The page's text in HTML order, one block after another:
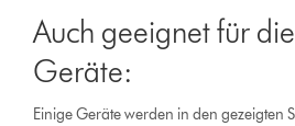
Auch geeignet für
Geräte:
Einige Geräte werden in den gezeigten